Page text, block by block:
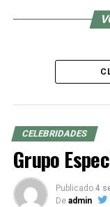
CELEBRIDADES
Grupo
Publicado 4
De admin